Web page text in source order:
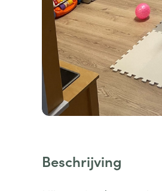
Beschrijving